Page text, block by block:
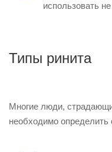
использовать
Типы ринита
Многие люди,
необходимо определить